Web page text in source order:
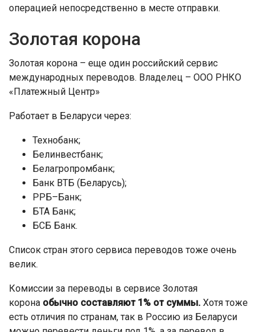
операцией непосредственно в месте отправки.
Золотая корона
Золотая корона – еще один российский сервис
международных переводов. Владелец – ООО РНКО
«Платежный Центр»
Работает в Беларуси через:
Технобанк;
Белинвестбанк;
Белагропромбанк;
Банк ВТБ (Беларусь);
РРБ–Банк;
БТА Банк;
БСБ Банк.
Список стран этого сервиса переводов тоже очень
велик.
Комиссии за переводы в сервисе Золотая
корона обычно составляют 1% от суммы. Хотя тоже
есть отличия по странам, так в Россию из Беларуси